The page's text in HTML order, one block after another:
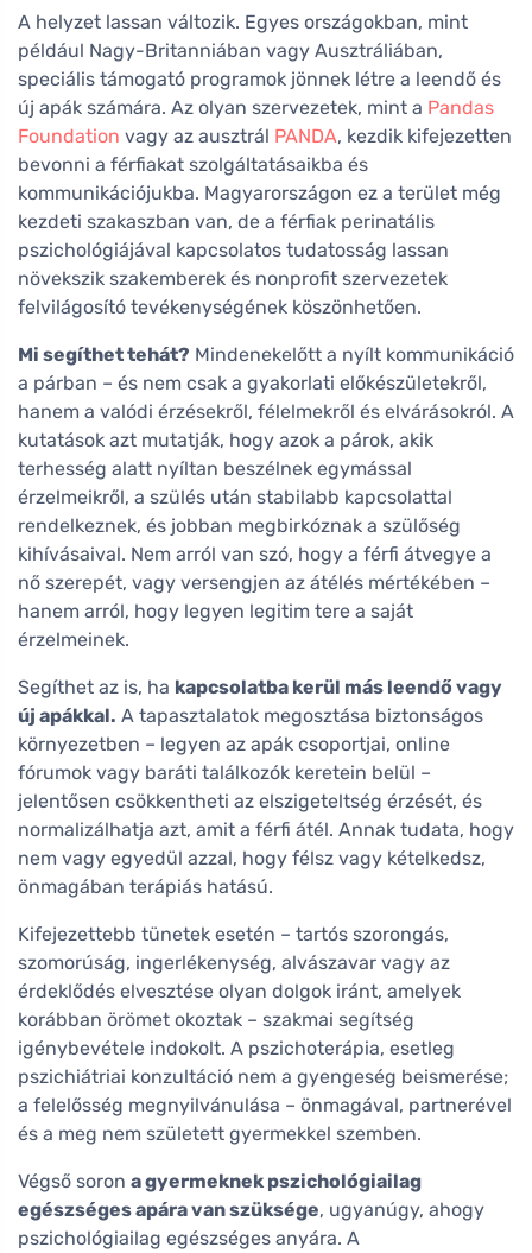
A helyzet lassan változik. Egyes országokban, mint
például Nagy-Britanniában vagy Ausztráliában,
speciális támogató programok jönnek létre a leendő és
új apák számára. Az olyan szervezetek, mint a Pandas
Foundation vagy az ausztrál PANDA, kezdik kifejezetten
bevonni a férfiakat szolgáltatásaikba és
kommunikációjukba. Magyarországon ez a terület még
kezdeti szakaszban van, de a férfiak perinatális
pszichológiájával kapcsolatos tudatosság lassan
növekszik szakemberek és nonprofit szervezetek
felvilágosító tevékenységének köszönhetően.
Mi segíthet tehát? Mindenekelőtt a nyílt kommunikáció
a párban – és nem csak a gyakorlati előkészületekről,
hanem a valódi érzésekről, félelmekről és elvárásokról. A
kutatások azt mutatják, hogy azok a párok, akik
terhesség alatt nyíltan beszélnek egymással
érzelmeikről, a szülés után stabilabb kapcsolattal
rendelkeznek, és jobban megbirkóznak a szülőség
kihívásaival. Nem arról van szó, hogy a férfi átvegye a
nő szerepét, vagy versengjen az átélés mértékében –
hanem arról, hogy legyen legitim tere a saját
érzelmeinek.
Segíthet az is, ha kapcsolatba kerül más leendő vagy
új apákkal. A tapasztalatok megosztása biztonságos
környezetben – legyen az apák csoportjai, online
fórumok vagy baráti találkozók keretein belül –
jelentősen csökkentheti az elszigeteltség érzését, és
normalizálhatja azt, amit a férfi átél. Annak tudata, hogy
nem vagy egyedül azzal, hogy félsz vagy kételkedsz,
önmagában terápiás hatású.
Kifejezettebb tünetek esetén – tartós szorongás,
szomorúság, ingerlékenység, alvászavar vagy az
érdeklődés elvesztése olyan dolgok iránt, amelyek
korábban örömet okoztak – szakmai segítség
igénybevétele indokolt. A pszichoterápia, esetleg
pszichiátriai konzultáció nem a gyengeség beismerése;
a felelősség megnyilvánulása – önmagával, partnerével
és a meg nem született gyermekkel szemben.
Végső soron a gyermeknek pszichológiailag
egészséges apára van szüksége, ugyanúgy, ahogy
pszichológiailag egészséges anyára. A